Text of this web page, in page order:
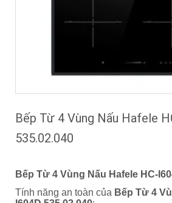
Bếp Từ 4 Vùng Nấu Hafele
535.02.040
Bếp Từ 4 Vùng Nấu Hafele HC-
Tính năng an toàn của Bếp Từ 4